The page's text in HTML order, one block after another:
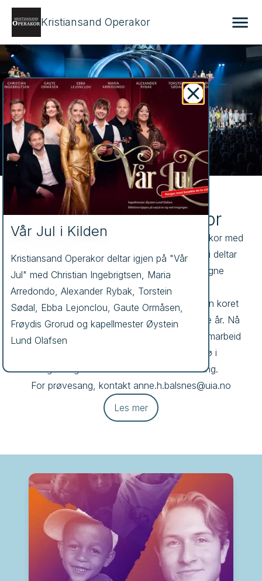
Kristiansand Operakor
Kristiansand Operakor
Kristiansand Operakor er et ambisiøst blandetkor med
stor takhøyde og et mangfoldig repertoar. Vi deltar
ofte på operaprosjekter, men har også egne
konserter.
Kristiansand Operakor ble etablert i 1931, men koret
har hatt venner og støttespillere gjennom alle år. Nå
framstår koret som et spennende intiativ i samarbeid
med Universitetet i Agder, og et kormiljø i
Agderregionen som er i konstant utvikling.
For prøvesang, kontakt anne.h.balsnes@uia.no
Les mer
Vår Jul i Kilden
Kristiansand Operakor deltar igjen på "Vår
Jul" med Christian Ingebrigtsen, Maria
Arredondo, Alexander Rybak, Torstein
Sødal, Ebba Lejonclou, Gaute Ormåsen,
Frøydis Grorud og kapellmester Øystein
Lund Olafsen
Kjøp billetter Mer info